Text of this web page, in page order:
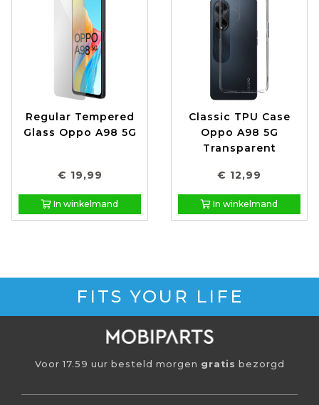
Regular Tempered
Glass Oppo A98 5G
€ 19,99
In winkelmand
Classic TPU Case
Oppo A98 5G
Transparent
€ 12,99
In winkelmand
FITS YOUR LIFE
Voor 17.59 uur besteld morgen gratis bezorgd